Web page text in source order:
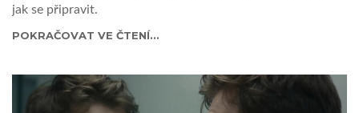
jak se připravit.
POKRAČOVAT VE ČTENÍ...